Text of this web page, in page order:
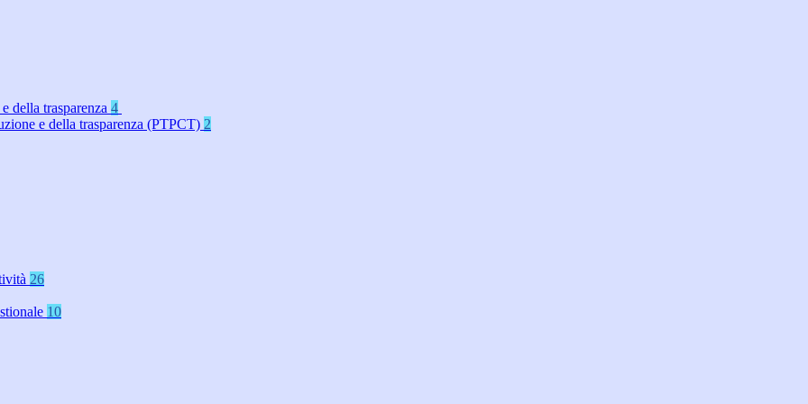
della trasparenza 4
e della trasparenza (PTPCT) 2
26
10